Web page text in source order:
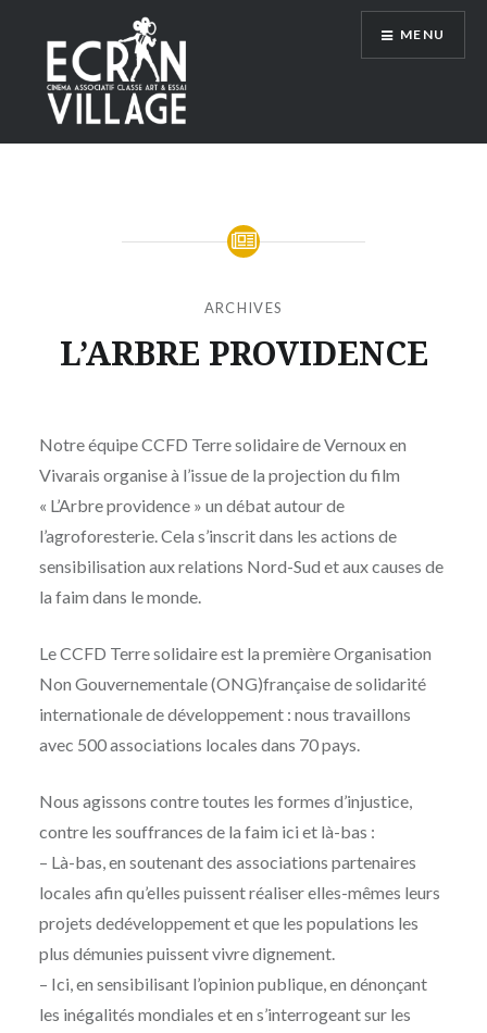
contenu
principal
ÉCRAN VILLAGE
MENU
ARCHIVES
L’ARBRE PROVIDENCE
MOÏSE
MAIGRET
MAI
2025
Notre équipe CCFD Terre solidaire de Vernoux en
Vivarais organise à l’issue de la projection du film
« L’Arbre providence » un débat autour de
l’agroforesterie. Cela s’inscrit dans les actions de
sensibilisation aux relations Nord-Sud et aux causes de
la faim dans le monde.
Le CCFD Terre solidaire est la première Organisation
Non Gouvernementale (ONG)française de solidarité
internationale de développement : nous travaillons
avec 500 associations locales dans 70 pays.
Nous agissons contre toutes les formes d’injustice,
contre les souffrances de la faim ici et là-bas :
– Là-bas, en soutenant des associations partenaires
locales afin qu’elles puissent réaliser elles-mêmes leurs
projets dedéveloppement et que les populations les
plus démunies puissent vivre dignement.
– Ici, en sensibilisant l’opinion publique, en dénonçant
les inégalités mondiales et en s’interrogeant sur les